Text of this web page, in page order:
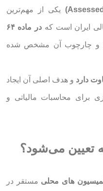
یکی از مهم‌ترین
ایران است که در ماده ۶۴
و چارچوب آن مشخص شده
دارد و هدف اصلی آن ایجاد
برای محاسبات مالیاتی و
تعیین می‌شود؟
های محلی مستقر در